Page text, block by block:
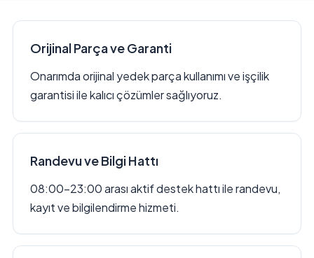
Orijinal Parça ve Garanti
Onarımda orijinal yedek parça kullanımı ve işçilik
garantisi ile kalıcı çözümler sağlıyoruz.
Randevu ve Bilgi Hattı
08:00–23:00 arası aktif destek hattı ile randevu,
kayıt ve bilgilendirme hizmeti.